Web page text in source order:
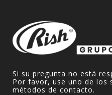
Si su pregunta no está
Por favor, use uno de los
métodos de contacto.